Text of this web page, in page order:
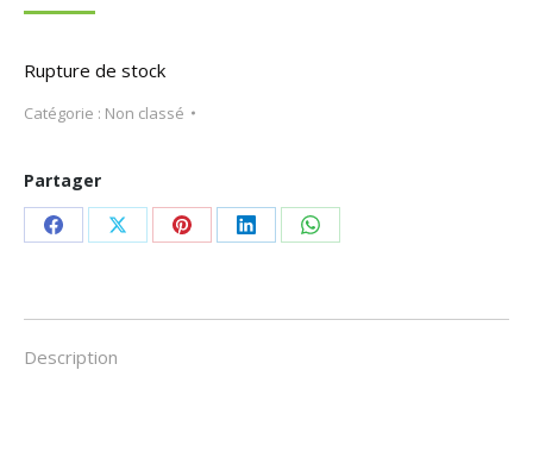
Rupture de stock
Catégorie : Non classé
Partager
Partager
Facebook
Partager
X
Partager
Pinterest
Partager
LinkedIn
Partager
WhatsApp
Description